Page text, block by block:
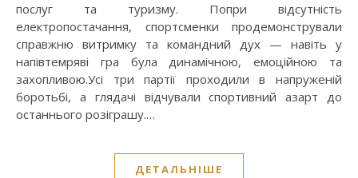
послуг та туризму. Попри відсутність
електропостачання, спортсменки продемонстрували
справжню витримку та командний дух — навіть у
напівтемряві гра була динамічною, емоційною та
захопливою.Усі три партії проходили в напруженій
боротьбі, а глядачі відчували спортивний азарт до
останнього розіграшу.…
ДЕТАЛЬНІШЕ